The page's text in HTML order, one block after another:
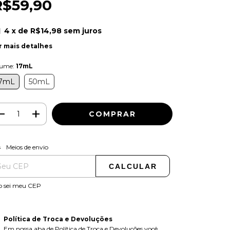
4 x de R$14,98 sem juros
mais detalhes
17mL
50mL
para o CEP:
Meios de envio
CALCULAR
sei meu CEP
Política de Troca e Devoluções